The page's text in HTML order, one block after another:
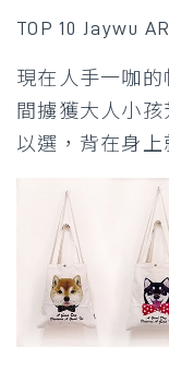
TOP 10 Jaywu
現在人手一咖
間擄獲大人小孩
以選，背在身上